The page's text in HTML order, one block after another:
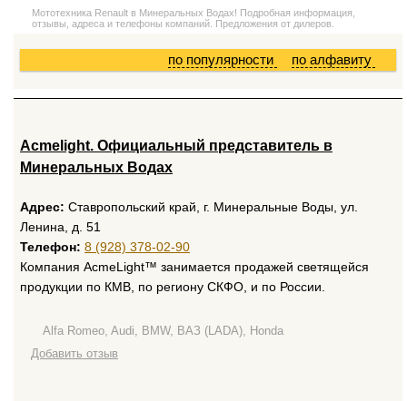
Мототехника Renault в Минеральных Водах! Подробная информация,
отзывы, адреса и телефоны компаний. Предложения от дилеров.
по алфавиту
по популярности
Acmelight. Официальный представитель в
Минеральных Водах
Адрес: Ставропольский край, г. Минеральные Воды, ул.
Ленина, д. 51
Телефон: 8 (928) 378-02-90
Компания AcmeLight™ занимается продажей светящейся
продукции по КМВ, по региону СКФО, и по России.
Alfa Romeo, Audi, BMW, ВАЗ (LADA), Honda
Добавить отзыв